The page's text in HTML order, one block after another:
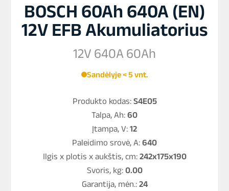
BOSCH 60Ah 640A (EN)
12V EFB Akumuliatorius
12V 640A 60Ah
Sandėlyje < 5 vnt.
Produkto kodas: S4E05
Talpa, Ah: 60
Įtampa, V: 12
Paleidimo srovė, A: 640
Ilgis x plotis x aukštis, cm: 242x175x190
Svoris, kg: 0.00
Garantija, mėn.: 24